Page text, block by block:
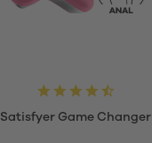
Satisfyer Game Changer